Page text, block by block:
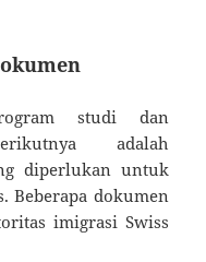
studi dan
adalah
diperlukan untuk
Beberapa dokumen
imigrasi Swiss